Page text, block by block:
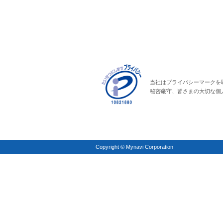
当社はプライバシーマークを
秘密厳守、皆さまの大切な個
Copyright © Mynavi Corporation